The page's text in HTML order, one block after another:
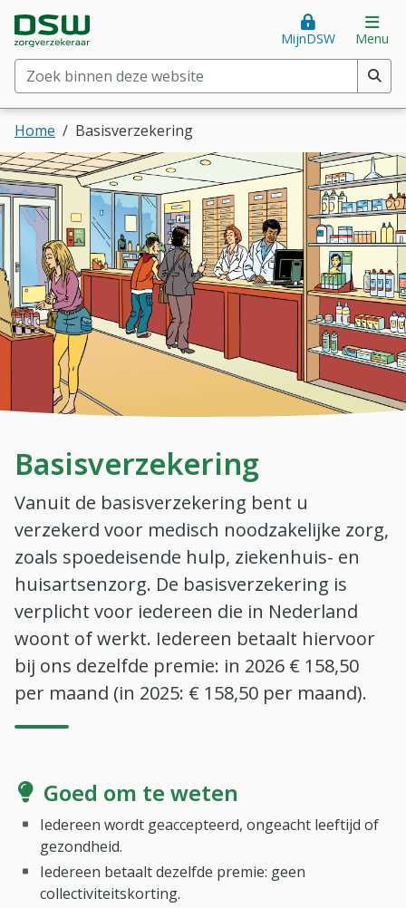
Direct naar hoofdinhoud
Direct naar hoofdmenuDSW Zorgverzekeraar. Goed voor je.
Zoek binnen deze website(min. 2 tekens)
MijnDSW Menu
Home Basisverzekering
Basisverzekering
Vanuit de basisverzekering bent u
verzekerd voor medisch noodzakelijke zorg,
zoals spoedeisende hulp, ziekenhuis- en
huisartsenzorg. De basisverzekering is
verplicht voor iedereen die in Nederland
woont of werkt. Iedereen betaalt hiervoor
bij ons dezelfde premie: in 2026 € 158,50
per maand (in 2025: € 158,50 per maand).
Goed om te weten
Iedereen wordt geaccepteerd, ongeacht leeftijd of
gezondheid.
Iedereen betaalt dezelfde premie: geen
collectiviteitskorting.